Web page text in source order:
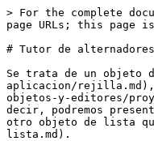
> For the complete
page URLs; this page
# Tutor de
Se trata de un objeto
aplicacion/rejilla.md),
objetos-y-editores/
decir, podremos
otro objeto de lista
lista.md).